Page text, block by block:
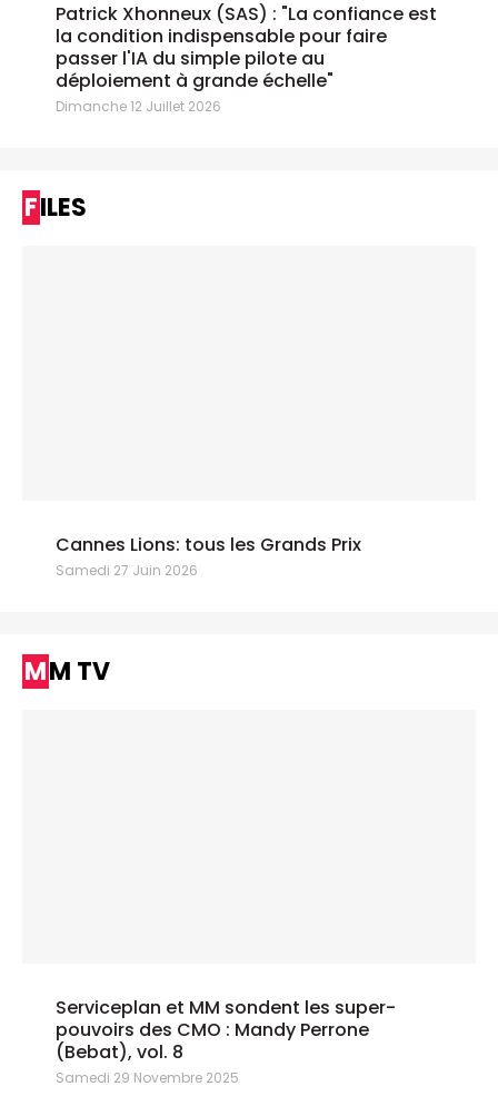
Patrick Xhonneux (SAS) : "La confiance est
la condition indispensable pour faire
passer l'IA du simple pilote au
déploiement à grande échelle"
Dimanche 12 Juillet 2026
FILES
Cannes Lions: tous les Grands Prix
Samedi 27 Juin 2026
MM TV
Serviceplan et MM sondent les super-
pouvoirs des CMO : Mandy Perrone
(Bebat), vol. 8
Samedi 29 Novembre 2025